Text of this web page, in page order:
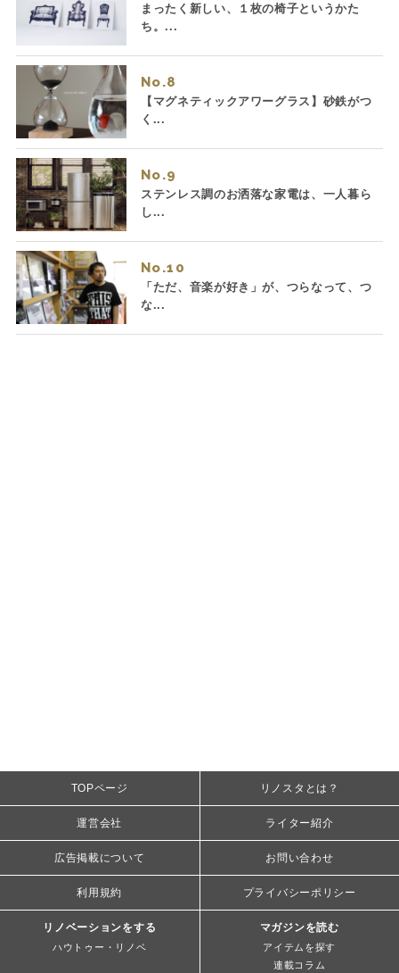
まったく新しい、１枚の椅子というかた
ち。...
No.
【マグネティックアワーグラス】砂鉄がつ
く...
No.
ステンレス調のお洒落な家電は、一人暮ら
し...
No.
「ただ、音楽が好き」が、つらなって、つ
な...
TOPページ リノスタとは？
運営会社 ライター紹介
広告掲載について お問い合わせ
利用規約 プライバシーポリシー
リノベーションをする
ハウトゥー・リノベ
マガジンを読む
アイテムを探す
連載コラム